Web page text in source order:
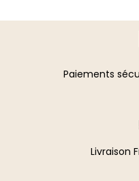
Paiements
Livraison